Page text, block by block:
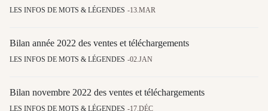
LES INFOS DE MOTS & LÉGENDES 13.MAR
Bilan année 2022 des ventes et téléchargements
LES INFOS DE MOTS & LÉGENDES 02.JAN
Bilan novembre 2022 des ventes et téléchargements
LES INFOS DE MOTS & LÉGENDES 17.DÉC